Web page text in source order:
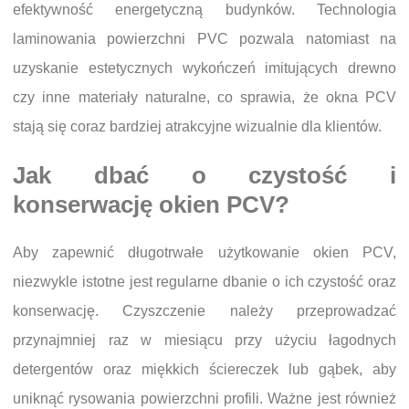
efektywność energetyczną budynków. Technologia
laminowania powierzchni PVC pozwala natomiast na
uzyskanie estetycznych wykończeń imitujących drewno
czy inne materiały naturalne, co sprawia, że okna PCV
stają się coraz bardziej atrakcyjne wizualnie dla klientów.
Jak dbać o czystość i
konserwację okien PCV?
Aby zapewnić długotrwałe użytkowanie okien PCV,
niezwykle istotne jest regularne dbanie o ich czystość oraz
konserwację. Czyszczenie należy przeprowadzać
przynajmniej raz w miesiącu przy użyciu łagodnych
detergentów oraz miękkich ściereczek lub gąbek, aby
uniknąć rysowania powierzchni profili. Ważne jest również